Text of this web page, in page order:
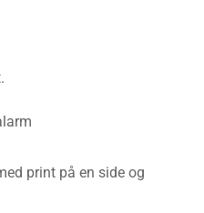
print på en side og